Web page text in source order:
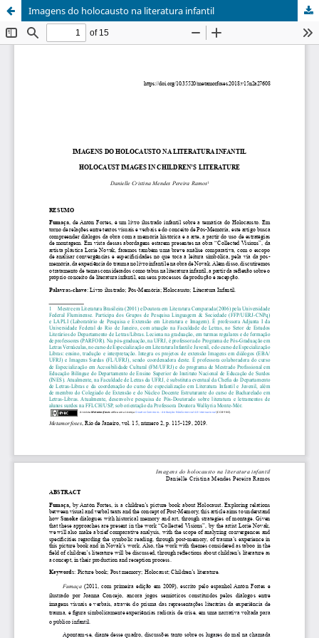
Imagens do holocausto na literatura infantil